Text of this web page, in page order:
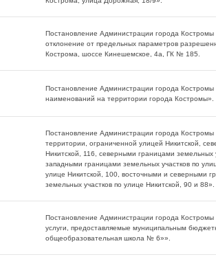
Постановление Администрации города
отклонение от предельных параметров
Кострома, шоссе Кинешемское, 4а, ГК № 185.
Постановление Администрации города
наименований на территории города Костромы».
Постановление Администрации города
территории, ограниченной улицей Никитской,
Никитской, 116, северными границами земельных
западными границами земельных участков по
улице Никитской, 100, восточными и северными
земельных участков по улице Никитской, 90 и 88».
Постановление Администрации города
услуги, предоставляемые муниципальным
общеобразовательная школа № 6»».